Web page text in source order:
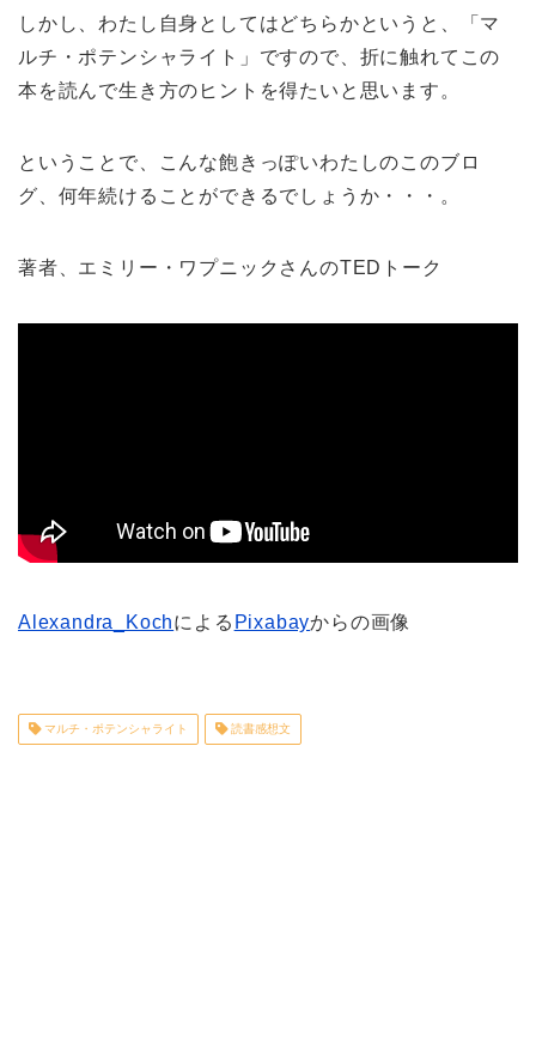
しかし、わたし自身としてはどちらかというと、「マ
ルチ・ポテンシャライト」ですので、折に触れてこの
本を読んで生き方のヒントを得たいと思います。
ということで、こんな飽きっぽいわたしのこのブロ
グ、何年続けることができるでしょうか・・・。
著者、エミリー・ワプニックさんのTEDトーク
Alexandra_Kochによる Pixabayからの画像
マルチ・ポテンシャライト 読書感想文